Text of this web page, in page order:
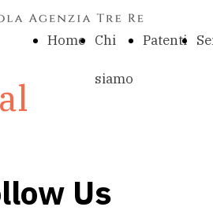
Home Chi
siamo
Patenti
Us